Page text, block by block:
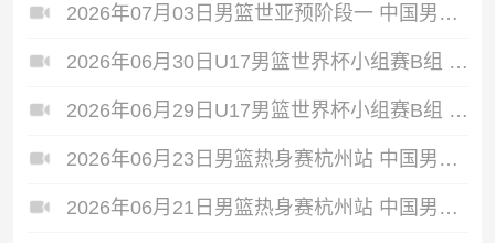
2026年07月03日男篮世亚预阶段一 中国男篮 - 日本男篮 全场录像
2026年06月30日U17男篮世界杯小组赛B组 立陶宛U17男篮 - 中国U17男篮 全场录像
2026年06月29日U17男篮世界杯小组赛B组 中国U17男篮 - 加拿大U17男篮 录像
2026年06月23日男篮热身赛杭州站 中国男篮 - 荷兰男篮 全场录像
2026年06月21日男篮热身赛杭州站 中国男篮 - 澳大利亚男篮 全场录像